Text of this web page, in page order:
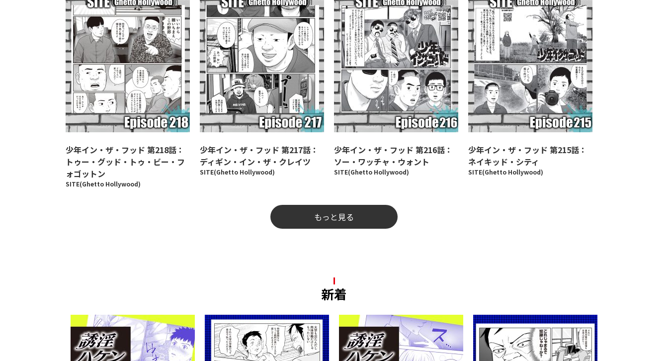
少年イン・ザ・フッド 第218話：
トゥー・グッド・トゥ・ビー・フ
ォゴットン
SITE(Ghetto Hollywood)
少年イン・ザ・フッド 第217話：
ディギン・イン・ザ・クレイツ
SITE(Ghetto Hollywood)
少年イン・ザ・フッド 第216話：
ソー・ワッチャ・ウォント
SITE(Ghetto Hollywood)
少年イン・ザ・フッド 第215話：
ネイキッド・シティ
SITE(Ghetto Hollywood)
もっと見る
新着